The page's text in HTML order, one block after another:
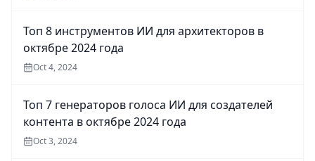
Топ 8 инструментов ИИ для архитекторов в
октябре 2024 года
Oct 4, 2024
Топ 7 генераторов голоса ИИ для создателей
контента в октябре 2024 года
Oct 3, 2024